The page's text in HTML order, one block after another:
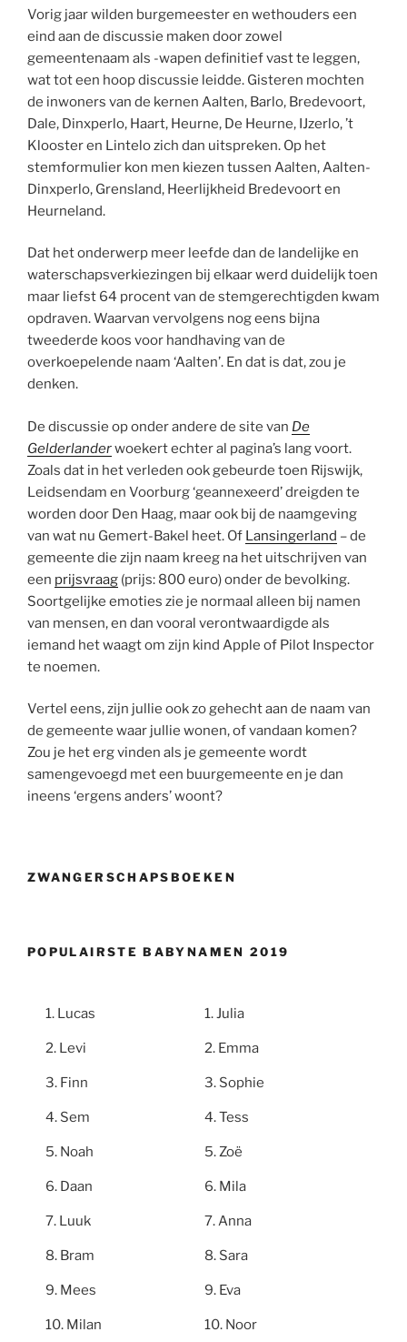
Vorig jaar wilden burgemeester en wethouders een
eind aan de discussie maken door zowel
gemeentenaam als -wapen definitief vast te leggen,
wat tot een hoop discussie leidde. Gisteren mochten
de inwoners van de kernen Aalten, Barlo, Bredevoort,
Dale, Dinxperlo, Haart, Heurne, De Heurne, IJzerlo, ’t
Klooster en Lintelo zich dan uitspreken. Op het
stemformulier kon men kiezen tussen Aalten, Aalten-
Dinxperlo, Grensland, Heerlijkheid Bredevoort en
Heurneland.
Dat het onderwerp meer leefde dan de landelijke en
waterschapsverkiezingen bij elkaar werd duidelijk toen
maar liefst 64 procent van de stemgerechtigden kwam
opdraven. Waarvan vervolgens nog eens bijna
tweederde koos voor handhaving van de
overkoepelende naam ‘Aalten’. En dat is dat, zou je
denken.
De discussie op onder andere de site van De
Gelderlanderwoekert echter al pagina’s lang voort.
Zoals dat in het verleden ook gebeurde toen Rijswijk,
Leidsendam en Voorburg ‘geannexeerd’ dreigden te
worden door Den Haag, maar ook bij de naamgeving
van wat nu Gemert-Bakel heet. Of Lansingerland – de
gemeente die zijn naam kreeg na het uitschrijven van
een prijsvraag (prijs: 800 euro) onder de bevolking.
Soortgelijke emoties zie je normaal alleen bij namen
van mensen, en dan vooral verontwaardigde als
iemand het waagt om zijn kind Apple of Pilot Inspector
te noemen.
Vertel eens, zijn jullie ook zo gehecht aan de naam van
de gemeente waar jullie wonen, of vandaan komen?
Zou je het erg vinden als je gemeente wordt
samengevoegd met een buurgemeente en je dan
ineens ‘ergens anders’ woont?
ZWANGERSCHAPSBOEKEN
POPULAIRSTE BABYNAMEN 2019
Lucas
Levi
Finn
Sem
Noah
Daan
Luuk
Bram
Mees
Milan
Julia
Emma
Sophie
Tess
Zoë
Mila
Anna
Sara
Eva
Noor